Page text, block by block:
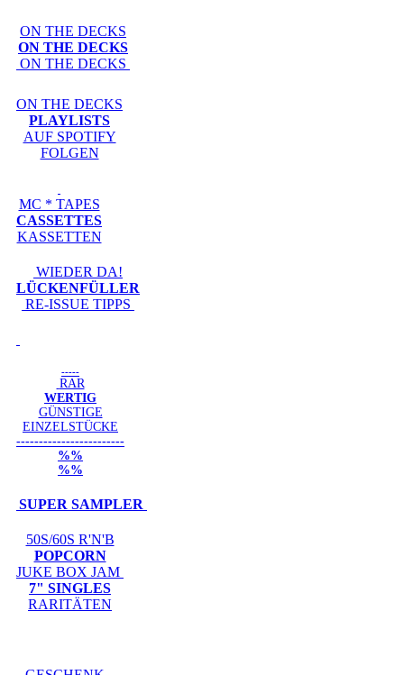
ON THE DECKS
ON THE DECKS
ON THE DECKS
ON THE DECKS
PLAYLISTS
AUF SPOTIFY
FOLGEN
MC * TAPES
CASSETTES
KASSETTEN
WIEDER DA!
LÜCKENFÜLLER
RE-ISSUE TIPPS
-----
RAR
WERTIG
GÜNSTIGE
EINZELSTÜCKE
------------------------
%%
%%
SUPER SAMPLER
50S/60S R'N'B
POPCORN
JUKE BOX JAM
7" SINGLES
RARITÄTEN